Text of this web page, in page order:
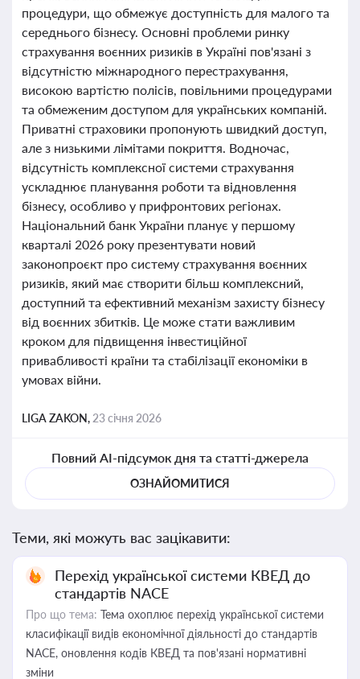
процедури, що обмежує доступність для малого та
середнього бізнесу. Основні проблеми ринку
страхування воєнних ризиків в Україні пов'язані з
відсутністю міжнародного перестрахування,
високою вартістю полісів, повільними процедурами
та обмеженим доступом для українських компаній.
Приватні страховики пропонують швидкий доступ,
але з низькими лімітами покриття. Водночас,
відсутність комплексної системи страхування
ускладнює планування роботи та відновлення
бізнесу, особливо у прифронтових регіонах.
Національний банк України планує у першому
кварталі 2026 року презентувати новий
законопроєкт про систему страхування воєнних
ризиків, який має створити більш комплексний,
доступний та ефективний механізм захисту бізнесу
від воєнних збитків. Це може стати важливим
кроком для підвищення інвестиційної
привабливості країни та стабілізації економіки в
умовах війни.
LIGA ZAKON, 23 січня 2026
Повний AI-підсумок дня та статті-джерела
ОЗНАЙОМИТИСЯ
Теми, які можуть вас зацікавити:
Перехід української системи КВЕД до
стандартів NACE
Про що тема: Тема охоплює перехід української системи
класифікації видів економічної діяльності до стандартів
NACE, оновлення кодів КВЕД та пов'язані нормативні
зміни